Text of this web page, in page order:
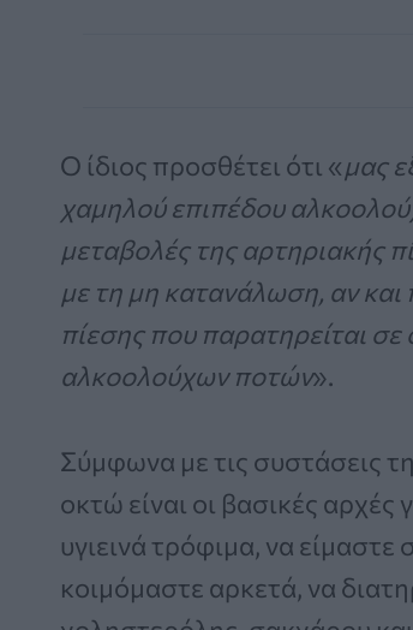
Ο ίδιος προσθέτει ότι «μας
χαμηλού επιπέδου
μεταβολές της αρτηριακής
με τη μη κατανάλωση, αν
πίεσης που παρατηρείται
αλκοολούχων ποτών».
Σύμφωνα με τις συστάσεις
οκτώ είναι οι βασικές αρχές
υγιεινά τρόφιμα, να
κοιμόμαστε αρκετά, να